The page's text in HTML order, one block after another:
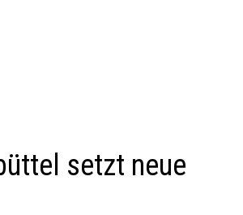
setzt neue